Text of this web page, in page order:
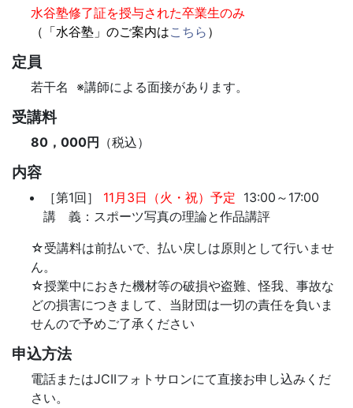
水谷塾修了証を授与された卒業生のみ
（「水谷塾」のご案内はこちら ）
定員
若干名 ※講師による面接があります。
受講料
80，000円 （税込）
内容
［第1回］ 11月3日（火・祝）予定 13:00～17:00
講 義：スポーツ写真の理論と作品講評
☆受講料は前払いで、払い戻しは原則として行いませ
ん。
☆授業中におきた機材等の破損や盗難、怪我、事故な
どの損害につきまして、当財団は一切の責任を負いま
せんので予めご了承ください
申込方法
電話またはJCIIフォトサロンにて直接お申し込みくだ
さい。